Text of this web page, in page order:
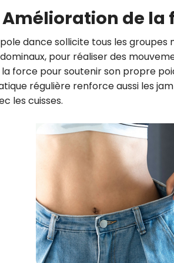
Amélioration de
pole dance sollicite tous les
pour réaliser des
force pour soutenir son propre
régulière renforce aussi les
les cuisses.